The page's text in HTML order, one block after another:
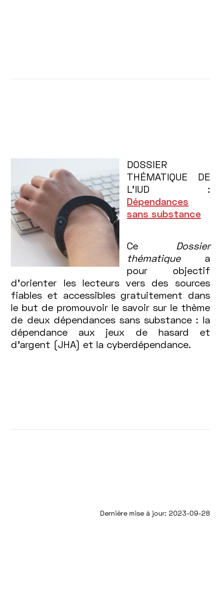
DOSSIER
THÉMATIQUE DE
L’IUD :
Dépendances
sans substance
Ce Dossier
thématiquea
pour objectif
d’orienter les lecteurs vers des sources
fiables et accessibles gratuitement dans
le but de promouvoir le savoir sur le thème
de deux dépendances sans substance : la
dépendance aux jeux de hasard et
d’argent (JHA) et la cyberdépendance.
Dernière mise à jour: 2023-09-28